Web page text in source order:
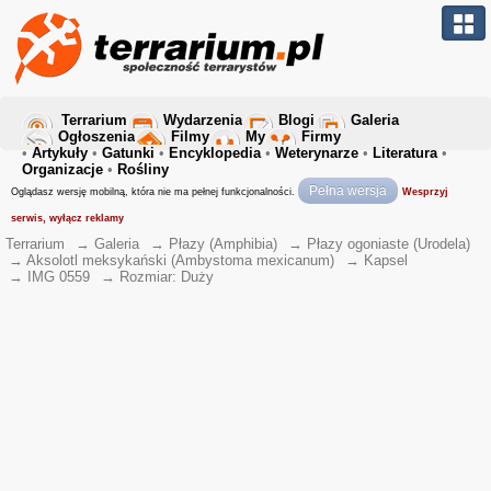
Terrarium Wydarzenia Blogi
Galeria
Ogłoszenia
Filmy My
Firmy
• Artykuły • Gatunki • Encyklopedia• Weterynarze • Literatura•
Organizacje • Rośliny
Oglądasz wersję mobilną, która nie ma pełnej funkcjonalności. Pełna wersja Wesprzyj
serwis, wyłącz reklamy
Terrarium → Galeria → Płazy (Amphibia) → Płazy ogoniaste (Urodela)
→ Aksolotl meksykański (Ambystoma mexicanum) → Kapsel
→
IMG 0559 → Rozmiar: Duży